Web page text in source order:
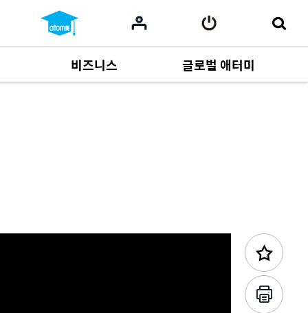
비즈니스
사업 자료165
글로벌 애터미
이전 콘텐츠